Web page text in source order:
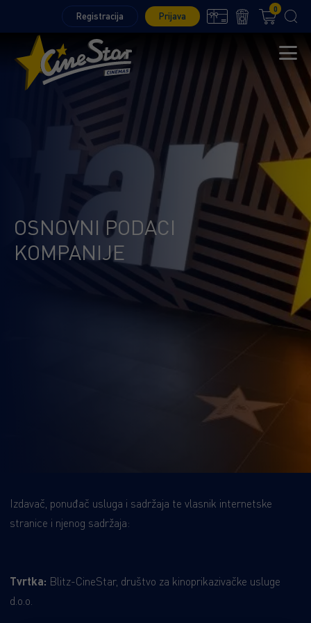
Registracija Prijava
0
OSNOVNI PODACI
KOMPANIJE
Izdavač, ponuđač usluga i sadržaja te vlasnik internetske
stranice i njenog sadržaja:
Tvrtka: Blitz-CineStar, društvo za kinoprikazivačke usluge
d.o.o.